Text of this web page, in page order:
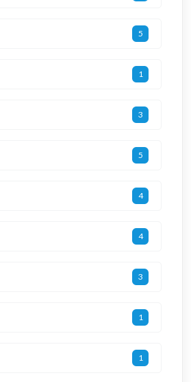
5
1
3
5
4
4
3
1
1